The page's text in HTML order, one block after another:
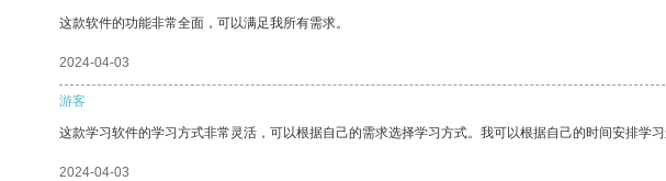
这款软件的功能非常全面，可以满足我所有需求。
2024-04-03
游客
这款学习软件的学习方式非常灵活，可以根据自己的需求选择学习方式。我可以根据自己的时间安排学习
2024-04-03